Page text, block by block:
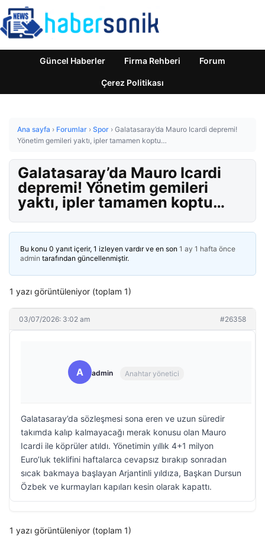
Güncel Haberler Firma Rehberi Forum
Çerez Politikası
Ana sayfa › Forumlar › Spor › Galatasaray’da Mauro Icardi depremi!
Yönetim gemileri yaktı, ipler tamamen koptu…
Galatasaray’da Mauro Icardi
depremi! Yönetim gemileri
yaktı, ipler tamamen koptu…
Bu konu 0 yanıt içerir, 1 izleyen vardır ve en son 1 ay 1 hafta önce
admin tarafından güncellenmiştir.
1 yazı görüntüleniyor (toplam 1)
03/07/2026: 3:02 am #26358
A admin Anahtar yönetici
Galatasaray’da sözleşmesi sona eren ve uzun süredir
takımda kalıp kalmayacağı merak konusu olan Mauro
Icardi ile köprüler atıldı. Yönetimin yıllık 4+1 milyon
Euro’luk teklifini haftalarca cevapsız bırakıp sonradan
sıcak bakmaya başlayan Arjantinli yıldıza, Başkan Dursun
Özbek ve kurmayları kapıları kesin olarak kapattı.
1 yazı görüntüleniyor (toplam 1)